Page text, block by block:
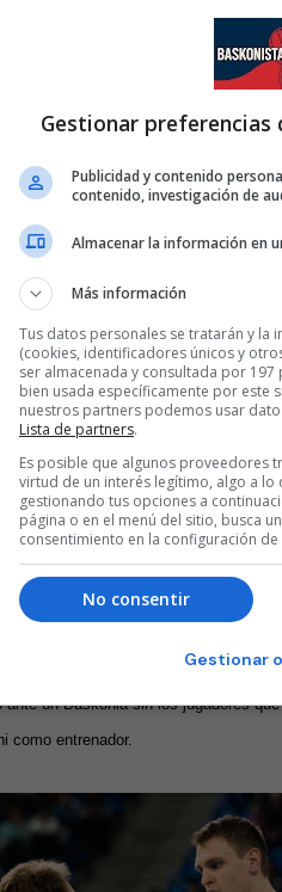
próxima Copa del Rey
Fernández ha incorporado
pasado.Tres Jugadores que cuentan
en la liga española, los
Thomas
poste polacoJordan Bachynski
aterrizaba esta misma semana,
inferiores del FC Barcelona entre
Sodertalje Kings donde ha
Alberto Corbacho, Nacho
que el pivotAdam Pechacekfue
Araberri de Vitoria-Gasteiz.
en Logroño en el Circuito
un Baskonia sin los jugadores
como entrenador.
Gestionar
Publicidad y contenido
contenido, investigación de
Almacenar la información en
Más información
Tus datos personales se tratarán y la
(cookies, identificadores únicos y
ser almacenada y consultada por
bien usada específicamente por este
nuestros partners podemos usar
Lista de partners.
Es posible que algunos proveedores
virtud de un interés legítimo, algo a
gestionando tus opciones a
página o en el menú del sitio, busca
consentimiento en la configuración
No consentir
Gestionar